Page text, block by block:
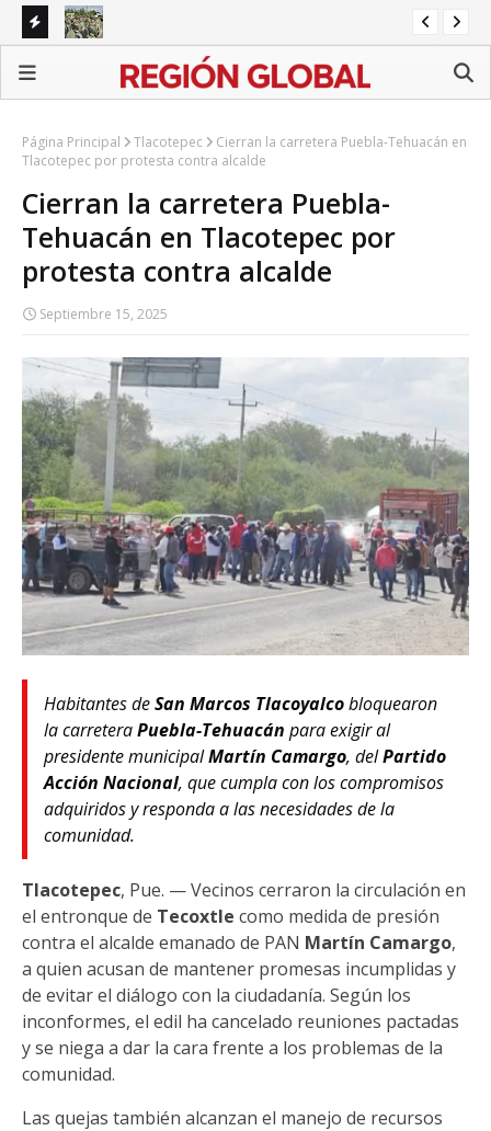
Michoacán recibe 1,557 militares y guardias ante alerta
de EU por aguacate
Página Principal Tlacotepec
Cierran la carretera Puebla-Tehuacán en
Tlacotepec por protesta contra alcalde
Cierran la carretera Puebla-
Tehuacán en Tlacotepec por
protesta contra alcalde
Septiembre 15, 2025
Habitantes deSan Marcos Tlacoyalcobloquearon
la carreteraPuebla-Tehuacán para exigir al
presidente municipalMartín Camargo, delPartido
Acción Nacional, que cumpla con los compromisos
adquiridos y responda a las necesidades de la
comunidad.
Tlacotepec, Pue. — Vecinos cerraron la circulación en
el entronque de Tecoxtle como medida de presión
contra el alcalde emanado de PAN Martín Camargo,
a quien acusan de mantener promesas incumplidas y
de evitar el diálogo con la ciudadanía. Según los
inconformes, el edil ha cancelado reuniones pactadas
y se niega a dar la cara frente a los problemas de la
comunidad.
Las quejas también alcanzan el manejo de recursos